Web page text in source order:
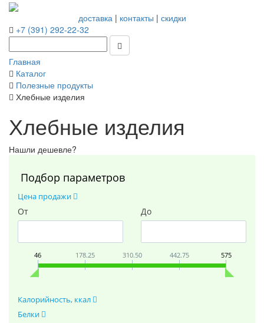
доставка| контакты | скидки
+7 (391) 292-22-32
Главная
Каталог
Полезные продукты
Хлебные изделия
Хлебные изделия
Нашли дешевле?
Подбор параметров
Цена продажи
От До
46 178.25 310.50 442.75 575
Калорийность, ккал
Белки